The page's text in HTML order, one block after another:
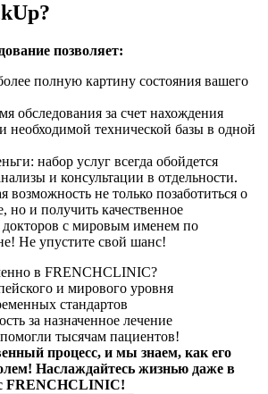
позволяет:
полную картину состояния вашего
обследования за счет нахождения
необходимой технической базы в одной
набор услуг всегда обойдется
и консультации в отдельности.
возможность не только позаботиться о
но и получить качественное
с мировым именем по
Не упустите свой шанс!
в FRENCHCLINIC?
и мирового уровня
стандартов
за назначенное лечение
тысячам пациентов!
процесс, и мы знаем, как его
Наслаждайтесь жизнью даже в
FRENCHCLINIC!